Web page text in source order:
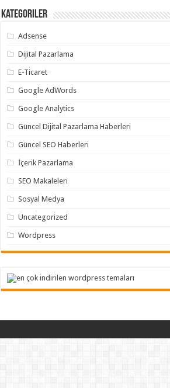
Kategoriler
Adsense
Dijital Pazarlama
E-Ticaret
Google AdWords
Google Analytics
Güncel Dijital Pazarlama Haberleri
Güncel SEO Haberleri
İçerik Pazarlama
SEO Makaleleri
Sosyal Medya
Uncategorized
Wordpress